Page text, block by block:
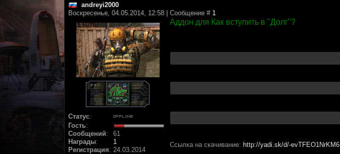
andreyi2000
Воскресенье, 04.05.2014, 12:58 | Сообщение # 1
Статус:
Гость:
Сообщений:
61
Награды:
1
Регистрация: 24.03.2014
Аддон для Как вступить в "Долг"?
Ссылка на скачивание: http://yadi.sk/d/-evTFEO1NrKM6